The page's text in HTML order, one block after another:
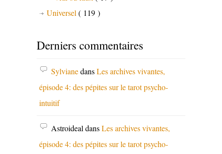
Universel( 119 )
Derniers commentaires
SylvianedansLes archives vivantes,
épisode 4: des pépites sur le tarot psycho-
intuitif
AstroidealdansLes archives vivantes,
épisode 4: des pépites sur le tarot psycho-